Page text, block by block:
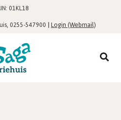
01KL18
, 0255-547900 |Login (Webmail)